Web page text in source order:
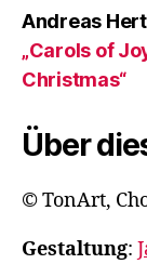
Andreas
„Carols of
Christmas“
Über
© TonArt,
Gestaltung: